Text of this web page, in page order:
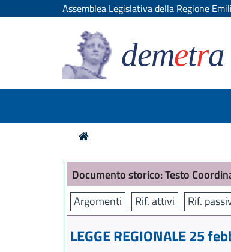
Assemblea Legislativa della Regione
demetra
Documento storico: Testo
Argomenti
Rif. attivi Rif.
LEGGE REGIONALE 25